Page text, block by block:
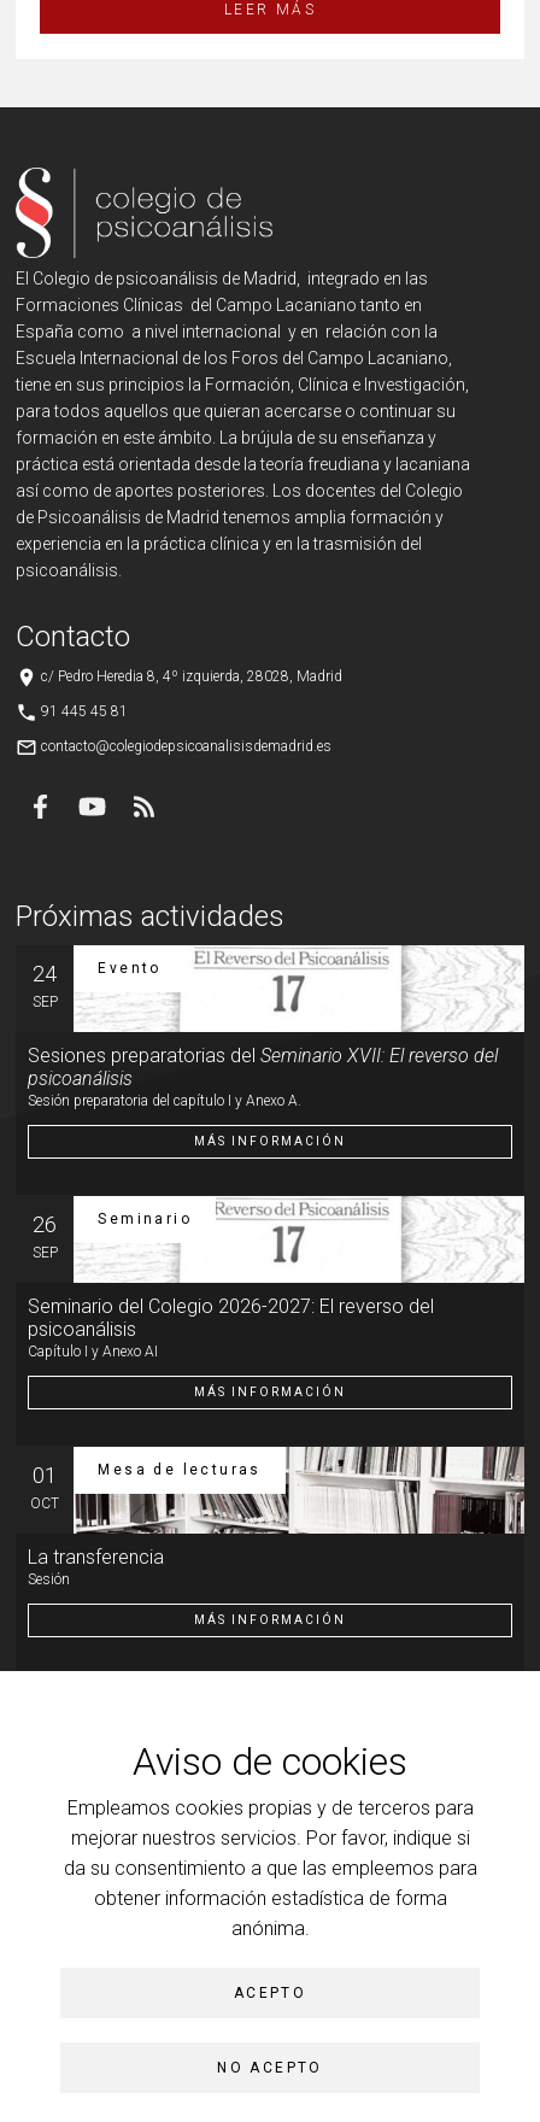
Aviso de cookies
Empleamos cookies propias y de terceros para
mejorar nuestros servicios. Por favor, indique si
da su consentimiento a que las empleemos para
obtener información estadística de forma
anónima.
ACEPTO
NO ACEPTO
LEER MÁS
El Colegio de psicoanálisis de Madrid, integrado en las
Formaciones Clínicas del Campo Lacaniano tanto en
España como a nivel internacional y en relación con la
Escuela Internacional de los Foros del Campo Lacaniano,
tiene en sus principios la Formación, Clínica e Investigación,
para todos aquellos que quieran acercarse o continuar su
formación en este ámbito. La brújula de su enseñanza y
práctica está orientada desde la teoría freudiana y lacaniana
así como de aportes posteriores. Los docentes del Colegio
de Psicoanálisis de Madrid tenemos amplia formación y
experiencia en la práctica clínica y en la trasmisión del
psicoanálisis.
Contacto
place c/ Pedro Heredia 8, 4º izquierda, 28028, Madrid
phone 91 445 45 81
mail_outline contacto@colegiodepsicoanalisisdemadrid.es
Próximas actividades
24
SEP
Evento
Sesiones preparatorias delSeminario XVII: El reverso del
psicoanálisis
Sesión preparatoria del capítulo I y Anexo A.
MÁS INFORMACIÓN
26
SEP
Seminario
Seminario del Colegio 2026-2027: El reverso del
psicoanálisis
Capítulo I y Anexo AI
MÁS INFORMACIÓN
01
OCT
Mesa de lecturas
La transferencia
Sesión
MÁS INFORMACIÓN
la ilumina
Transferencia: resistencia y motor de la cura
MÁS INFORMACIÓN